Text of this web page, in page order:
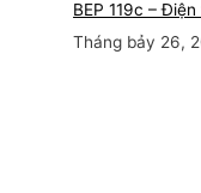
BEP 119c –
Tháng bảy 26,